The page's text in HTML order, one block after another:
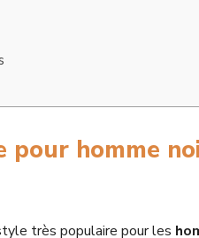
pour homme
très populaire pour les